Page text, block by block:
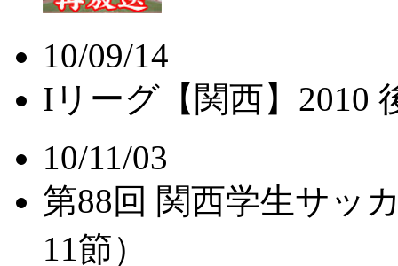
10/09/14
Iリーグ【関西】
10/11/03
第88回 関西学生サッ
11節）